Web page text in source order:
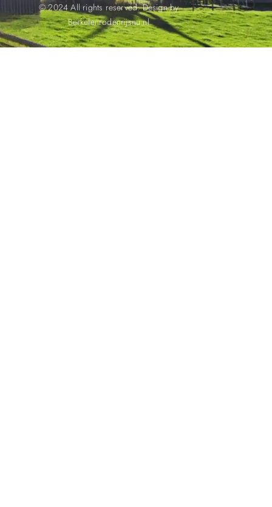
© 2024 All rights reserved. Design by
Berkelenrodenrijsnu.nl